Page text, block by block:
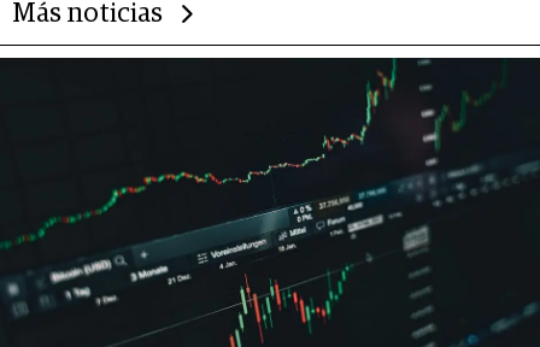
Más noticias